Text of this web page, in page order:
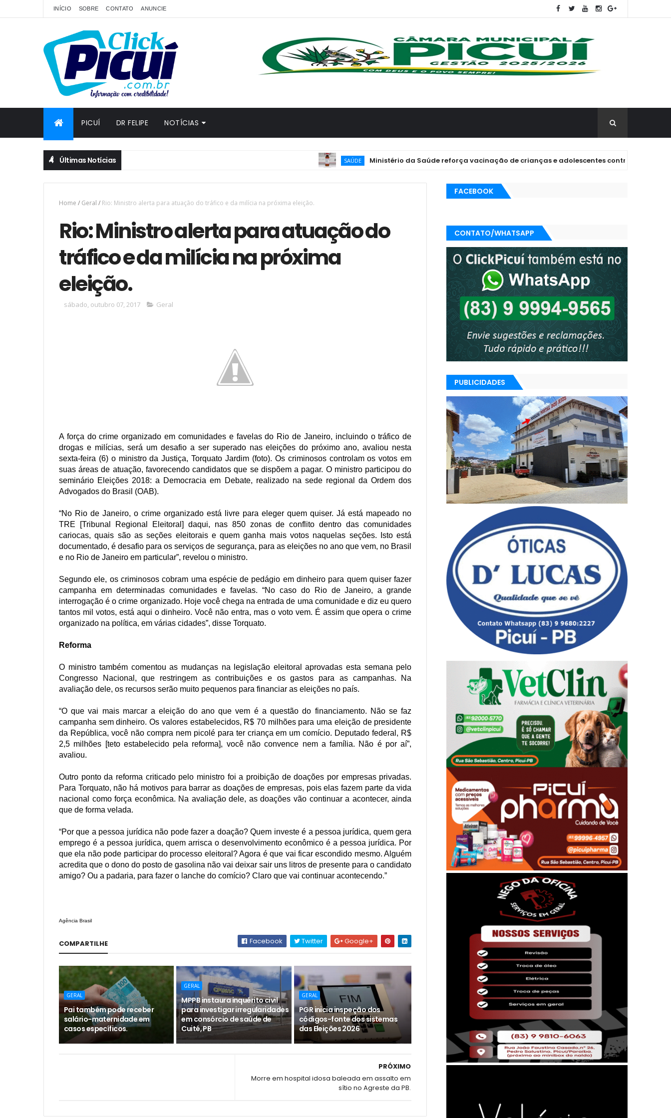
INÍCIO SOBRE CONTATO ANUNCIE
PICUÍ DR FELIPE NOTÍCIAS
Últimas Notícias SAÚDE Ministério da Saúde reforça vacinação de crianças e adolescentes contra sarampo,
Home / Geral / Rio: Ministro alerta para atuação do tráfico e da milícia na próxima eleição.
Rio: Ministro alerta para atuação do
tráfico e da milícia na próxima
eleição.
sábado, outubro 07, 2017 Geral
A força do crime organizado em comunidades e favelas do Rio de Janeiro, incluindo o tráfico de
drogas e milícias, será um desafio a ser superado nas eleições do próximo ano, avaliou nesta
sexta-feira (6) o ministro da Justiça, Torquato Jardim (foto). Os criminosos controlam os votos em
suas áreas de atuação, favorecendo candidatos que se dispõem a pagar. O ministro participou do
seminário Eleições 2018: a Democracia em Debate, realizado na sede regional da Ordem dos
Advogados do Brasil (OAB).
“No Rio de Janeiro, o crime organizado está livre para eleger quem quiser. Já está mapeado no
TRE [Tribunal Regional Eleitoral] daqui, nas 850 zonas de conflito dentro das comunidades
cariocas, quais são as seções eleitorais e quem ganha mais votos naquelas seções. Isto está
documentado, é desafio para os serviços de segurança, para as eleições no ano que vem, no Brasil
e no Rio de Janeiro em particular”, revelou o ministro.
Segundo ele, os criminosos cobram uma espécie de pedágio em dinheiro para quem quiser fazer
campanha em determinadas comunidades e favelas. “No caso do Rio de Janeiro, a grande
interrogação é o crime organizado. Hoje você chega na entrada de uma comunidade e diz eu quero
tantos mil votos, está aqui o dinheiro. Você não entra, mas o voto vem. É assim que opera o crime
organizado na política, em várias cidades”, disse Torquato.
Reforma
O ministro também comentou as mudanças na legislação eleitoral aprovadas esta semana pelo
Congresso Nacional, que restringem as contribuições e os gastos para as campanhas. Na
avaliação dele, os recursos serão muito pequenos para financiar as eleições no país.
“O que vai mais marcar a eleição do ano que vem é a questão do financiamento. Não se faz
campanha sem dinheiro. Os valores estabelecidos, R$ 70 milhões para uma eleição de presidente
da República, você não compra nem picolé para ter criança em um comício. Deputado federal, R$
2,5 milhões [teto estabelecido pela reforma], você não convence nem a família. Não é por aí”,
avaliou.
Outro ponto da reforma criticado pelo ministro foi a proibição de doações por empresas privadas.
Para Torquato, não há motivos para barrar as doações de empresas, pois elas fazem parte da vida
nacional como força econômica. Na avaliação dele, as doações vão continuar a acontecer, ainda
que de forma velada.
“Por que a pessoa jurídica não pode fazer a doação? Quem investe é a pessoa jurídica, quem gera
emprego é a pessoa jurídica, quem arrisca o desenvolvimento econômico é a pessoa jurídica. Por
que ela não pode participar do processo eleitoral? Agora é que vai ficar escondido mesmo. Alguém
acredita que o dono do posto de gasolina não vai deixar sair uns litros de presente para o candidato
amigo? Ou a padaria, para fazer o lanche do comício? Claro que vai continuar acontecendo.”
Agência Brasil
COMPARTILHE Facebook Twitter Google+
GERAL
Pai também pode receber
salário-maternidade em
casos específicos.
GERAL
MPPB instaura inquérito civil
para investigar irregularidades
em consórcio de saúde de
Cuité, PB
GERAL
PGR inicia inspeção dos
códigos-fonte dos sistemas
das Eleições 2026
PRÓXIMO
Morre em hospital idosa baleada em assalto em
sítio no Agreste da PB.
FACEBOOK
CONTATO/WHATSAPP
PUBLICIDADES